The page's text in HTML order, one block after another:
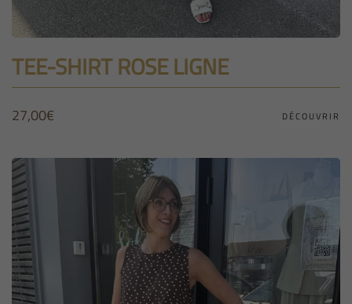
TEE-SHIRT ROSE LIGNE
27,00€ DÉCOUVRIR